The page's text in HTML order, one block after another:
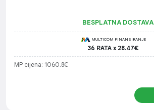
BESPLATNA DOSTAVA
MULTICOM FINANSIRANJE
36 RATA x 28.47€
MP cijena: 1060.8€